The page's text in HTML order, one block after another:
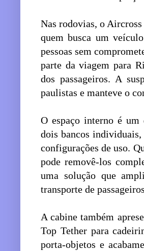
Nas rodovias, o
quem busca um
pessoas sem
parte da viagem para
dos passageiros. A
paulistas e manteve o
O espaço interno é
dois bancos
configurações de uso.
pode removê-los
uma solução que
transporte de
A cabine também
Top Tether para
porta-objetos e